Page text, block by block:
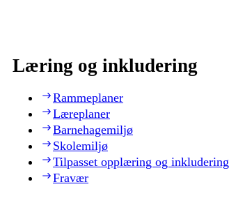
Læring og inkludering
Rammeplaner
Læreplaner
Barnehagemiljø
Skolemiljø
Tilpasset opplæring og inkludering
Fravær